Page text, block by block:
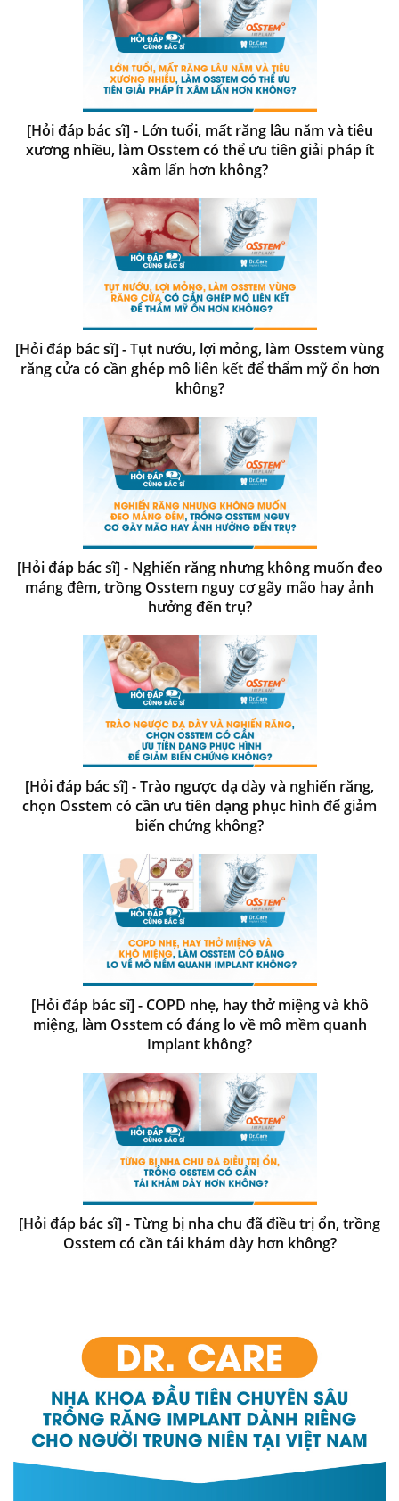
[Hỏi đáp bác sĩ] - Lớn tuổi, mất răng lâu năm và tiêu
xương nhiều, làm Osstem có thể ưu tiên giải pháp ít
xâm lấn hơn không?
[Hỏi đáp bác sĩ] - Tụt nướu, lợi mỏng, làm Osstem vùng
răng cửa có cần ghép mô liên kết để thẩm mỹ ổn hơn
không?
[Hỏi đáp bác sĩ] - Nghiến răng nhưng không muốn đeo
máng đêm, trồng Osstem nguy cơ gãy mão hay ảnh
hưởng đến trụ?
[Hỏi đáp bác sĩ] - Trào ngược dạ dày và nghiến răng,
chọn Osstem có cần ưu tiên dạng phục hình để giảm
biến chứng không?
[Hỏi đáp bác sĩ] - COPD nhẹ, hay thở miệng và khô
miệng, làm Osstem có đáng lo về mô mềm quanh
Implant không?
[Hỏi đáp bác sĩ] - Từng bị nha chu đã điều trị ổn, trồng
Osstem có cần tái khám dày hơn không?